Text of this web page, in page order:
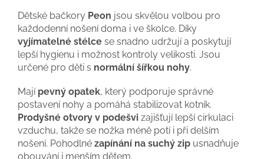
Dětské bačkory Peon jsou skvělou volbou pro
každodenní nošení doma i ve školce. Díky
vyjímatelné stélce se snadno udržují a poskytují
lepší hygienu i možnost kontroly velikosti. Jsou
určené pro děti s normální šířkou nohy.
Mají pevný opatek, který podporuje správné
postavení nohy a pomáhá stabilizovat kotník.
Prodyšné otvory v podešvi zajišťují lepší cirkulaci
vzduchu, takže se nožka méně potí i při delším
nošení. Pohodlné zapínání na suchý zip usnadňuje
obouvání i menším dětem.